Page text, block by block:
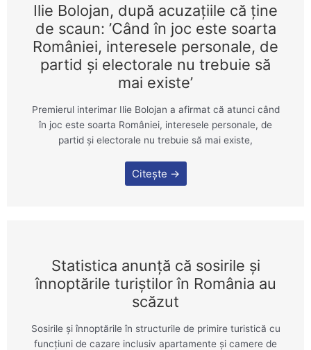
Ilie Bolojan, după acuzațiile că ține
de scaun: ’Când în joc este soarta
României, interesele personale, de
partid şi electorale nu trebuie să
mai existe’
Premierul interimar Ilie Bolojan a afirmat că atunci când
în joc este soarta României, interesele personale, de
partid şi electorale nu trebuie să mai existe,
Citește →
Statistica anunță că sosirile şi
înnoptările turiştilor în România au
scăzut
Sosirile şi înnoptările în structurile de primire turistică cu
funcţiuni de cazare inclusiv apartamente şi camere de